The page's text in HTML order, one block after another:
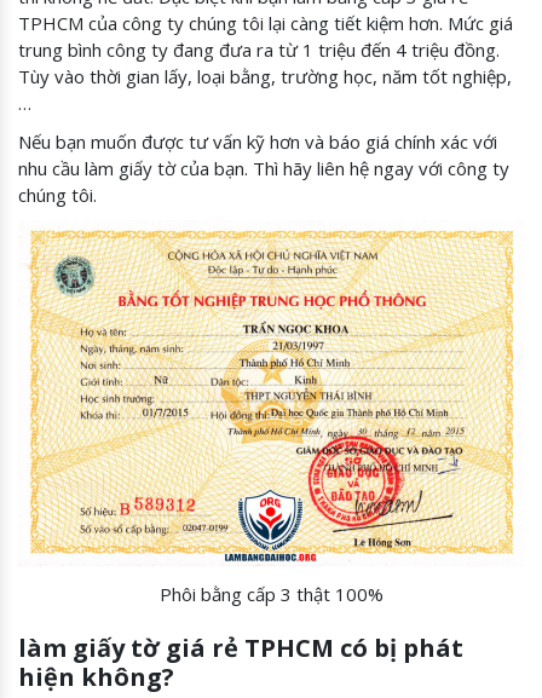
TPHCM của công ty chúng tôi lại càng tiết kiệm hơn. Mức giá
trung bình công ty đang đưa ra từ 1 triệu đến 4 triệu đồng.
Tùy vào thời gian lấy, loại bằng, trường học, năm tốt nghiệp,
…
Nếu bạn muốn được tư vấn kỹ hơn và báo giá chính xác với
nhu cầu làm giấy tờ của bạn. Thì hãy liên hệ ngay với công ty
chúng tôi.
Phôi bằng cấp 3 thật 100%
làm giấy tờ giá rẻ TPHCM có bị phát
hiện không?